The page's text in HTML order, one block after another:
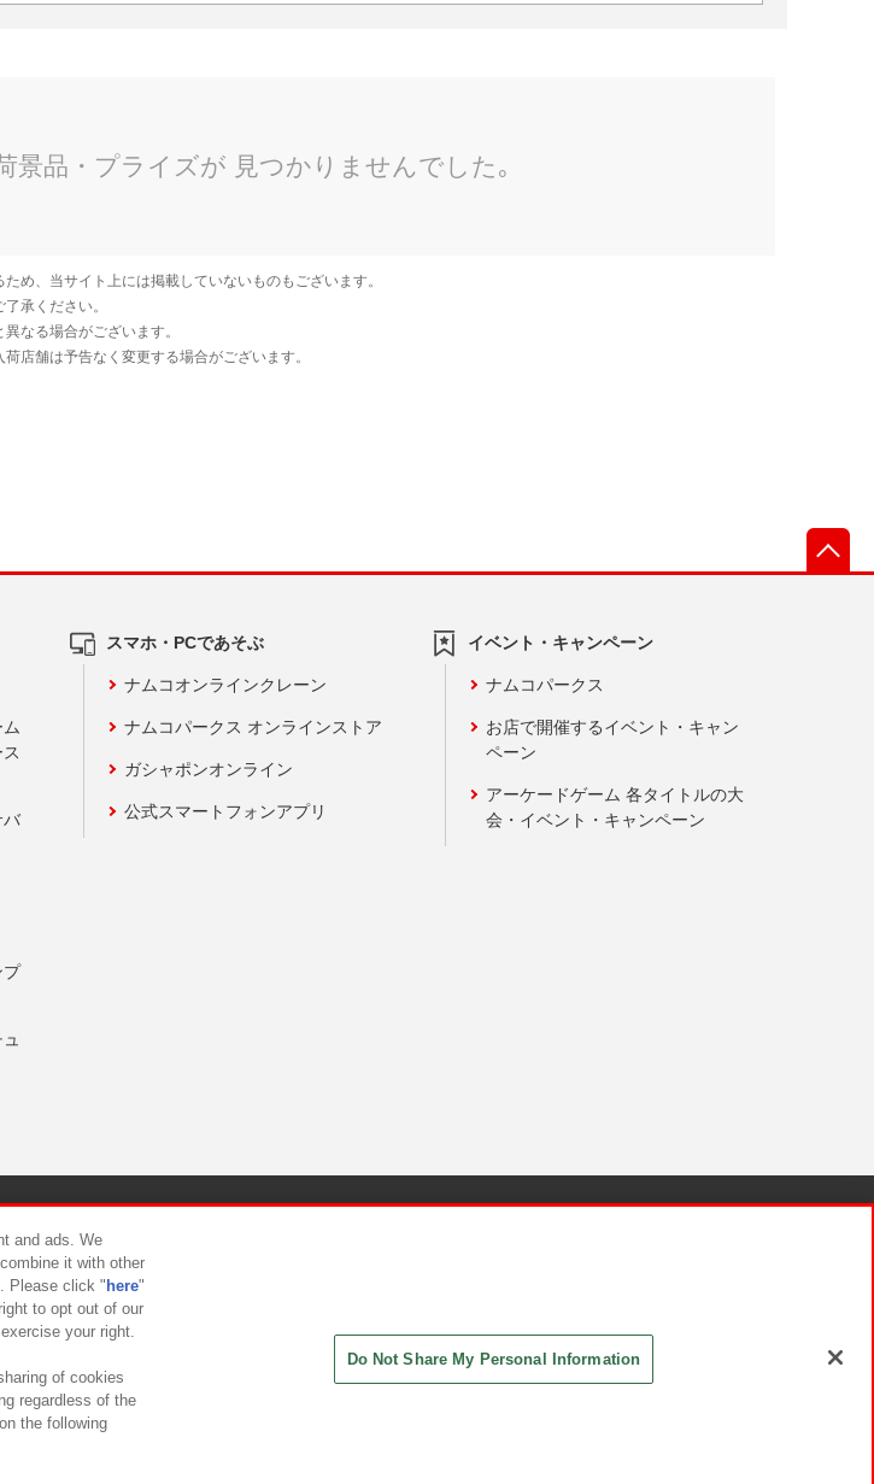
バ
プ
スマホ・PCであそぶ
ナムコオンラインクレーン
ナムコパークス オンラインストア
ガシャポンオンライン
公式スマートフォンアプリ
イベント・キャンペーン
ナムコパークス
お店で開催するイベント・キャン
ペーン
アーケードゲーム 各タイトルの大
会・イベント・キャンペーン
スメント対応方針
and ads. We
it with other
Please click " here"
to opt out of our
your right.
of cookies
regardless of the
the following
Do Not Share My Personal Information